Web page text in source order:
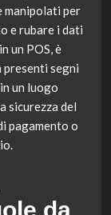
manipolati per
e rubare i dati
un POS, è
segni
un luogo
sicurezza del
pagamento o